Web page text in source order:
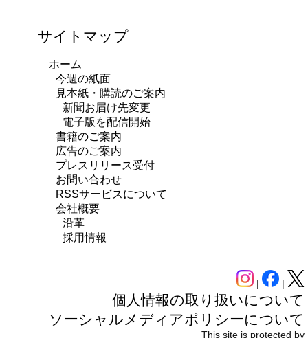
サイトマップ
ホーム
今週の紙面
見本紙・購読のご案内
新聞お届け先変更
電子版を配信開始
書籍のご案内
広告のご案内
プレスリリース受付
お問い合わせ
RSSサービスについて
会社概要
沿革
採用情報
| |
個人情報の取り扱いについて
ソーシャルメディアポリシーについて
This site is protected by